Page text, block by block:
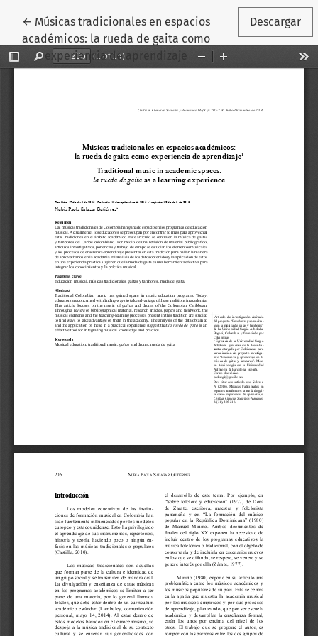
← Volver a los detalles del artículo
Músicas tradicionales en espacios
académicos: la rueda de gaita como
experiencia de aprendizaje
Descargar